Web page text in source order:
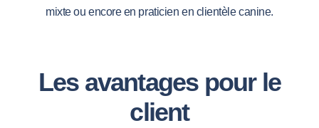
mixte ou encore en praticien en clientèle canine.
Les avantages pour le
client